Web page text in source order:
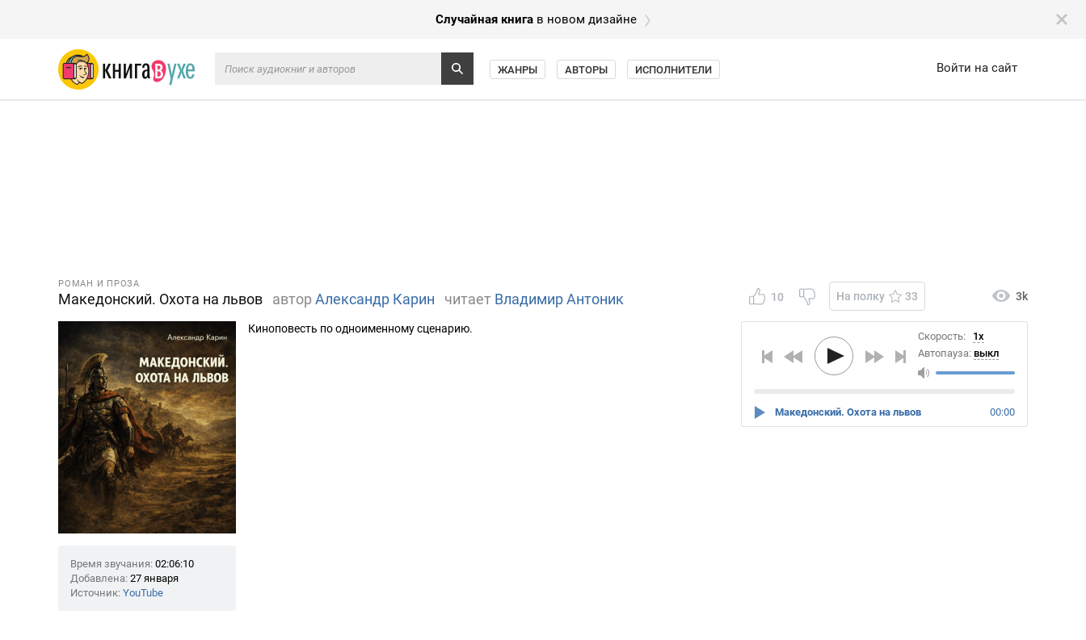
Случайная книга в новом дизайне
Войти на сайт
ЖАНРЫ АВТОРЫ ИСПОЛНИТЕЛИ
10 На полку 33 3k
Скорость:
1x
Автопауза: выкл
00:00
Македонский. Охота на львов
РОМАН И ПРОЗА
Македонский. Охота на львов авторАлександр Карин читает Владимир Антоник
Время звучания: 02:06:10
Добавлена: 27 января
Источник: YouTube
Киноповесть по одноименному сценарию.